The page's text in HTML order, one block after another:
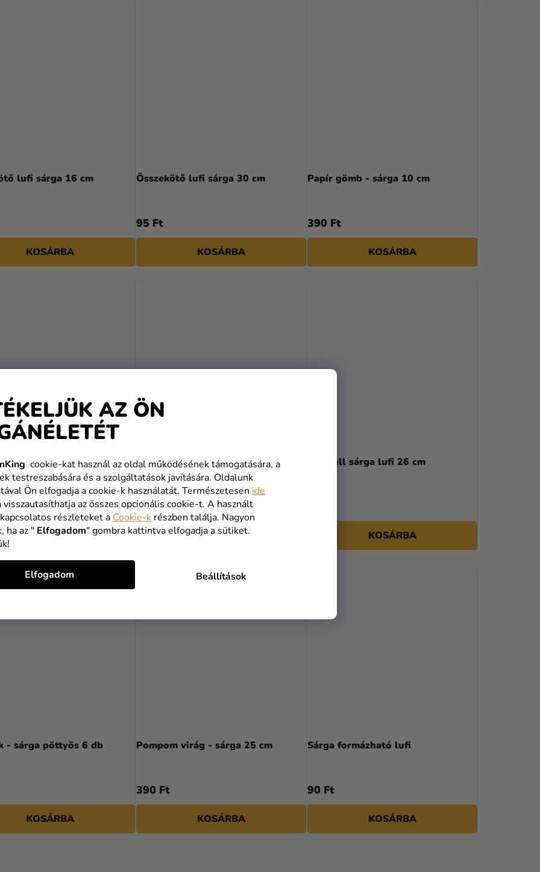
AZ ÖN
cookie-kat használ az oldal működésének támogatására, a
testreszabására és a szolgáltatások javítására. Oldalunk
Ön elfogadja a cookie-k használatát. Természetesen ide
az összes opcionális cookie-t. A használt
részleteket a Cookie-k részben találja. Nagyon
ha az " Elfogadom" gombra kattintva elfogadja a sütiket.
Beállítások
Elfogadom
lufi sárga 16 cm
KOSÁRBA
Összekötő lufi sárga 30 cm
95 Ft
KOSÁRBA
Papír gömb - sárga 10 cm
390 Ft
KOSÁRBA
- sárga 10 db
KOSÁRBA
Pasztell sárga lufi 13 cm
átlagos
értékelése
5-
ből
5,0
25 Ft
KOSÁRBA
Pasztell sárga lufi 26 cm
KOSÁRBA
- sárga pöttyös 6 db
KOSÁRBA
Pompom virág - sárga 25 cm
390 Ft
KOSÁRBA
Sárga formázható lufi
90 Ft
KOSÁRBA